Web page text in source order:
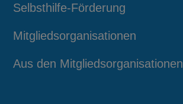
Selbsthilfe-Förderung
Mitgliedsorganisationen
Aus den Mitgliedsorganisationen